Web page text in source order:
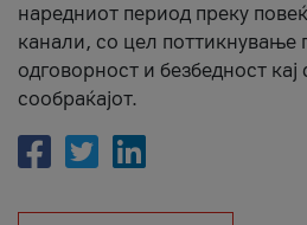
наредниот период преку
канали, со цел поттикнување
одговорност и безбедност
сообраќајот.